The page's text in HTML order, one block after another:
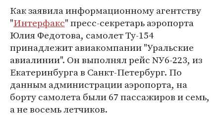
Как заявила информационному агентству
"Интерфакс" пресс-секретарь аэропорта
Юлия Федотова, самолет Ту-154
принадлежит авиакомпании "Уральские
авиалинии". Он выполнял рейс NУ6-223, из
Екатеринбурга в Санкт-Петербург. По
данным администрации аэропорта, на
борту самолета были 67 пассажиров и семь,
а не восемь летчиков.